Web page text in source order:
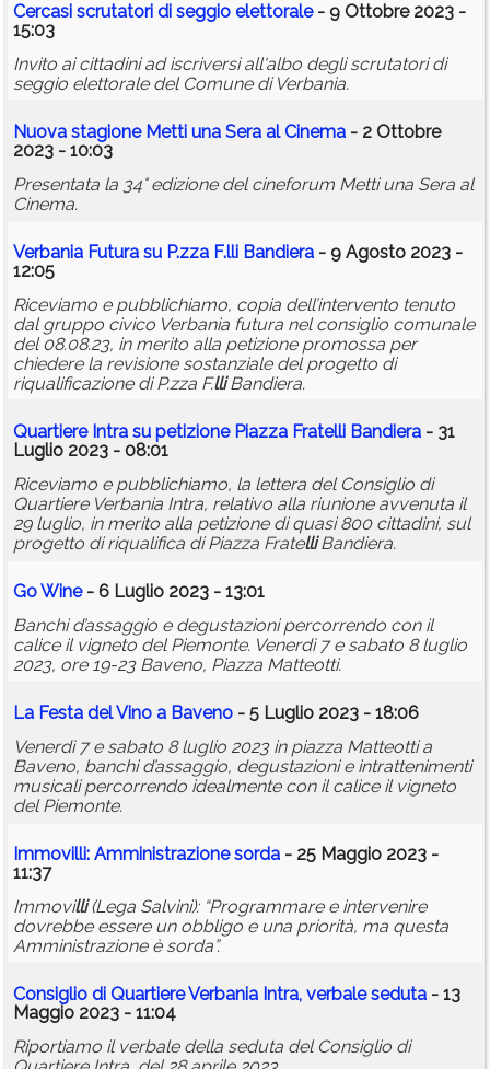
Cercasi scrutatori di seggio elettorale - 9 Ottobre 2023 -
15:03
Invito ai cittadini ad iscriversi all'albo degli scrutatori di
seggio elettorale del Comune di Verbania.
Nuova stagione Metti una Sera al Cinema - 2 Ottobre
2023 - 10:03
Presentata la 34° edizione del cineforum Metti una Sera al
Cinema.
Verbania Futura su P.zza F.lli Bandiera - 9 Agosto 2023 -
12:05
Riceviamo e pubblichiamo, copia dell’intervento tenuto
dal gruppo civico Verbania futura nel consiglio comunale
del 08.08.23, in merito alla petizione promossa per
chiedere la revisione sostanziale del progetto di
riqualificazione di P.zza F.lliBandiera.
Quartiere Intra su petizione Piazza Fratelli Bandiera - 31
Luglio 2023 - 08:01
Riceviamo e pubblichiamo, la lettera del Consiglio di
Quartiere Verbania Intra, relativo alla riunione avvenuta il
29 luglio, in merito alla petizione di quasi 800 cittadini, sul
progetto di riqualifica di Piazza FratelliBandiera.
Go Wine- 6 Luglio 2023 - 13:01
Banchi d’assaggio e degustazioni percorrendo con il
calice il vigneto del Piemonte. Venerdì 7 e sabato 8 luglio
2023, ore 19-23 Baveno, Piazza Matteotti.
La Festa del Vino a Baveno - 5 Luglio 2023 - 18:06
Venerdì 7 e sabato 8 luglio 2023 in piazza Matteotti a
Baveno, banchi d’assaggio, degustazioni e intrattenimenti
musicali percorrendo idealmente con il calice il vigneto
del Piemonte.
Immovilli: Amministrazione sorda - 25 Maggio 2023 -
11:37
Immovilli(Lega Salvini): “Programmare e intervenire
dovrebbe essere un obbligo e una priorità, ma questa
Amministrazione è sorda”.
Consiglio di Quartiere Verbania Intra, verbale seduta - 13
Maggio 2023 - 11:04
Riportiamo il verbale della seduta del Consiglio di